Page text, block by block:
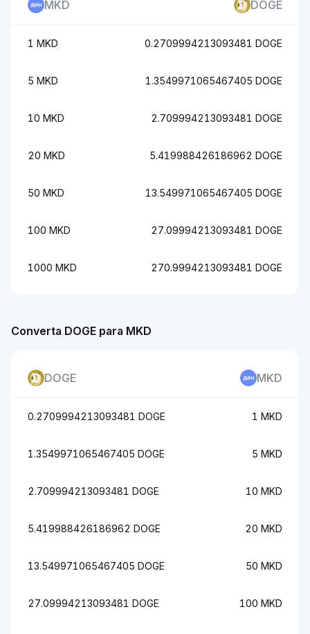
Converta DOGE para MKD
DOGE MKD
0.2709994213093481 DOGE 1 MKD
1.3549971065467405 DOGE 5 MKD
2.709994213093481 DOGE 10 MKD
5.419988426186962 DOGE 20 MKD
13.549971065467405 DOGE 50 MKD
27.09994213093481 DOGE 100 MKD
MKD DOGE
1 MKD 0.2709994213093481 DOGE
5 MKD 1.3549971065467405 DOGE
10 MKD 2.709994213093481 DOGE
20 MKD 5.419988426186962 DOGE
50 MKD 13.549971065467405 DOGE
100 MKD 27.09994213093481 DOGE
1000 MKD 270.9994213093481 DOGE